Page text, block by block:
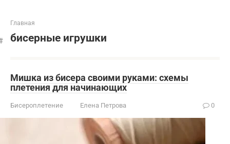
Главная
бисерные игрушки
Мишка из бисера своими руками: схемы
плетения для начинающих
Бисероплетение Елена Петрова 0